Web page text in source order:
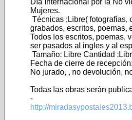
Día Internacional por la No
Mujeres.
Técnicas ;Libre( fotografías,
grabados, escritos, poemas,
Todos los escritos, poemas,
ser pasados al ingles y al
Tamaño: Libre Cantidad
Fecha de cierre de
No jurado, , no devolución,
Todas las obras serán
-
http://